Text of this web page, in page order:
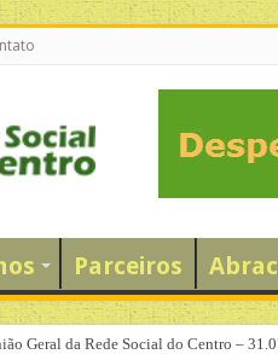
Parceiros
Geral da Rede Social do Centro –